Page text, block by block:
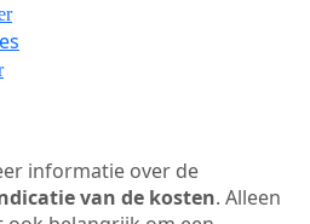
informatie over de
van de kosten. Alleen